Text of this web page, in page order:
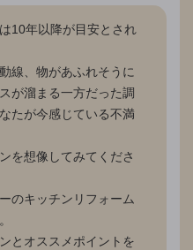
10年以降が目安とされ
線、物があふれそうに
が溜まる一方だった調
たが今感じている不満
を想像してみてくださ
のキッチンリフォーム
とオススメポイントを